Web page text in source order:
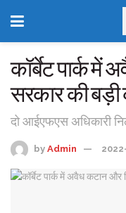
कॉर्बेट पार्क में
सरकार की बड़ी
दो आईएफएस अधिकारी
by Admin